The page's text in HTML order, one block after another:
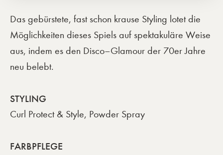
Das gebürstete, fast schon krause Styling lotet die
Möglichkeiten dieses Spiels auf spektakuläre Weise
aus, indem es den Disco–Glamour der 70er Jahre
neu belebt.
STYLING
Curl Protect & Style, Powder Spray
FARBPFLEGE